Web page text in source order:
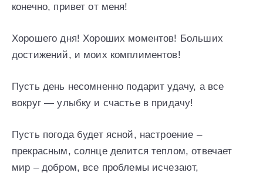
конечно, привет от меня!
Хорошего дня! Хороших моментов! Больших
достижений, и моих комплиментов!
Пусть день несомненно подарит удачу, а все
вокруг — улыбку и счастье в придачу!
Пусть погода будет ясной, настроение –
прекрасным, солнце делится теплом, отвечает
мир – добром, все проблемы исчезают,